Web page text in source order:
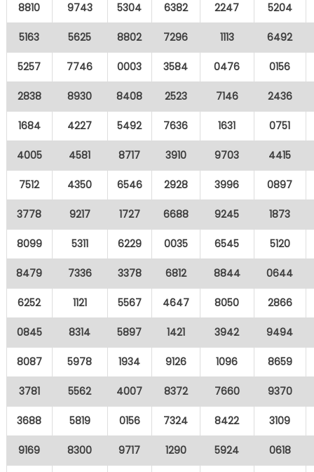
8810 9743 5304 6382 2247 5204
5163 5625 8802 7296 1113 6492
5257 7746 0003 3584 0476 0156
2838 8930 8408 2523 7146 2436
1684 4227 5492 7636 1631 0751
4005 4581 8717 3910 9703 4415
7512 4350 6546 2928 3996 0897
3778 9217 1727 6688 9245 1873
8099 5311 6229 0035 6545 5120
8479 7336 3378 6812 8844 0644
6252 1121 5567 4647 8050 2866
0845 8314 5897 1421 3942 9494
8087 5978 1934 9126 1096 8659
3781 5562 4007 8372 7660 9370
3688 5819 0156 7324 8422 3109
9169 8300 9717 1290 5924 0618